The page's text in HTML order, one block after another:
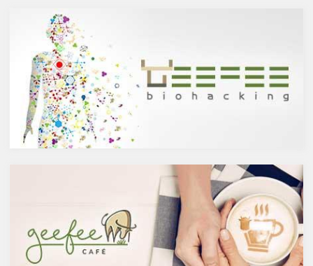
ていきます。
醸造酒と蒸留酒の違いとは？
主にお酒は製造方法によって醸
造酒と蒸留酒の2つと、香料や
糖分、果実などを加えた混成酒
に分けられます。醸造酒は、果
実や穀物のような糖分を含んだ
原料を酵母によりアルコール発
酵させて造られたもの。蒸留酒
は、この発酵された醸造酒をさ
らに蒸留して作られたものでス
で、蒸留酒は一般的には40度～
50度、最大で90度台のアルコー
ルとなります。以下が主なお酒
の醸造酒と蒸留酒の分類です。
ない植物化合物であるケルセチ
ンは、ブドウやリンゴなどの果
物や、ブロッコリやトマト、タ
マネギなどの野菜、お蕎麦にも
免疫力を向上させる亜鉛の吸収
を助けるケルセチン
免疫力を保つことは、コロナウ
イルスの対策に限らず風邪やイ
ンフルエンザなど、さまざまな
疾患に対して人の体に有益な効
果を与えます。その免疫システ
ムを維持するのに重要な働きを